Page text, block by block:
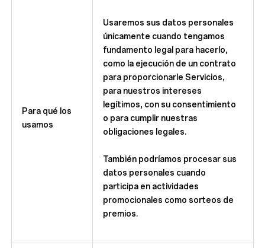
Para qué los
usamos
Usaremos sus datos personales
únicamente cuando tengamos
fundamento legal para hacerlo,
como la ejecución de un contrato
para proporcionarle Servicios,
para nuestros intereses
legítimos, con su consentimiento
o para cumplir nuestras
obligaciones legales.
También podríamos procesar sus
datos personales cuando
participa en actividades
promocionales como sorteos de
premios.